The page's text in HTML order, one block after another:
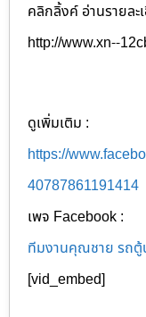
คลิกลิ้งค์ อ่านรายละ
http://www.xn--
ดูเพิ่มเติม :
https://
40787861191414
เพจ Facebook :
ทีมงานคุณชาย รถตู้
[vid_embed]